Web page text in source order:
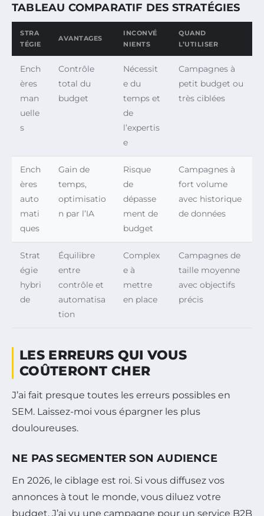
TABLEAU COMPARATIF DES STRATÉGIES
STRA
TÉGIE
AVANTAGES
INCONVÉ
NIENTS
QUAND
L’UTILISER
Ench
ères
man
uelle
s
Contrôle
total du
budget
Nécessit
e du
temps et
de
l’expertis
e
Campagnes à
petit budget ou
très ciblées
Ench
ères
auto
mati
ques
Gain de
temps,
optimisatio
n par l’IA
Risque
de
dépasse
ment de
budget
Campagnes à
fort volume
avec historique
de données
Strat
égie
hybri
de
Équilibre
entre
contrôle et
automatisa
tion
Complex
e à
mettre
en place
Campagnes de
taille moyenne
avec objectifs
précis
LES ERREURS QUI VOUS
COÛTERONT CHER
J’ai fait presque toutes les erreurs possibles en
SEM. Laissez-moi vous épargner les plus
douloureuses.
NE PAS SEGMENTER SON AUDIENCE
En 2026, le ciblage est roi. Si vous diffusez vos
annonces à tout le monde, vous diluez votre
budget. J’ai vu une campagne pour un service B2B